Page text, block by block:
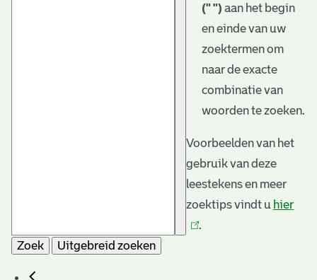
(" ") aan het begin
en einde van uw
zoektermen om
naar de exacte
combinatie van
woorden te zoeken.
Voorbeelden van het
gebruik van deze
leestekens en meer
zoektips vindt u hier
.
Zoek
Uitgebreid zoeken